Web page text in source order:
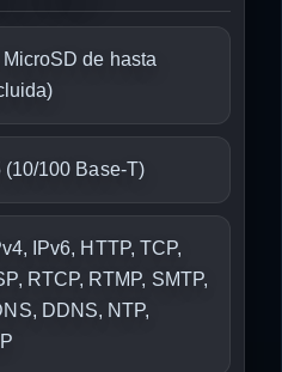
de hasta
(10/100 Base-T)
IPv6, HTTP, TCP,
RTCP, RTMP, SMTP,
DDNS, NTP,